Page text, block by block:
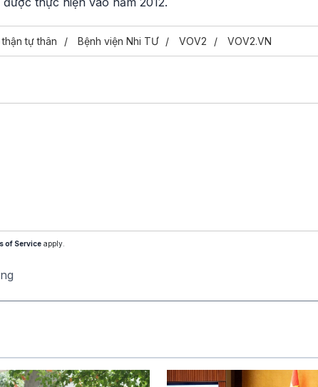
tự thân Bệnh viện Nhi TƯ VOV2 VOV2.VN
of Service apply.